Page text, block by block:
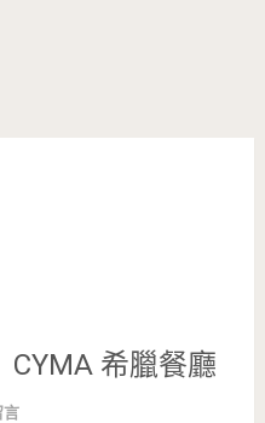
CYMA 希臘餐廳
言